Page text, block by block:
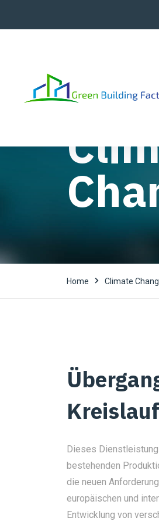
Home Climate
Dieses
bestehenden
die neuen
europäischen und
Entwicklung von